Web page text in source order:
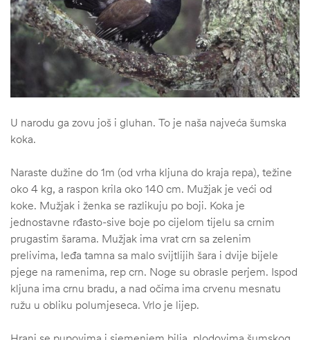
U narodu ga zovu još i gluhan. To je naša najveća šumska
koka.
Naraste dužine do 1m (od vrha kljuna do kraja repa), težine
oko 4 kg, a raspon krila oko 140 cm. Mužjak je veći od
koke. Mužjak i ženka se razlikuju po boji. Koka je
jednostavne rđasto-sive boje po cijelom tijelu sa crnim
prugastim šarama. Mužjak ima vrat crn sa zelenim
prelivima, leđa tamna sa malo svijtlijih šara i dvije bijele
pjege na ramenima, rep crn. Noge su obrasle perjem. Ispod
kljuna ima crnu bradu, a nad očima ima crvenu mesnatu
ružu u obliku polumjeseca. Vrlo je lijep.